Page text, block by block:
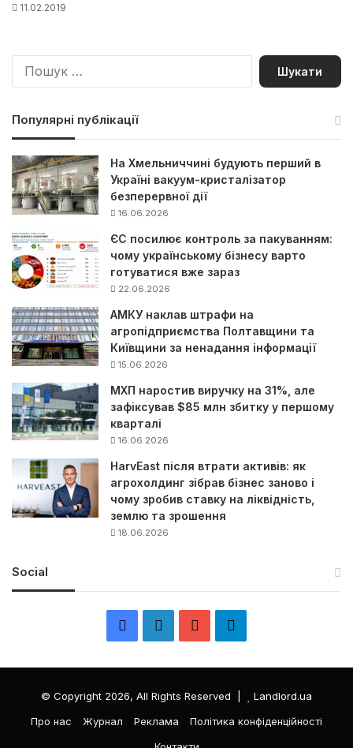
11.02.2019
П
Популярні публікації
На Хмельниччині будують перший в
Україні вакуум-кристалізатор
безперервної дії
16.06.2026
ЄС посилює контроль за пакуванням:
чому українському бізнесу варто
готуватися вже зараз
22.06.2026
АМКУ наклав штрафи на
агропідприємства Полтавщини та
Київщини за ненадання інформації
15.06.2026
МХП наростив виручку на 31%, але
зафіксував $85 млн збитку у першому
кварталі
16.06.2026
HarvEast після втрати активів: як
агрохолдинг зібрав бізнес заново і
чому зробив ставку на ліквідність,
землю та зрошення
18.06.2026
Social
e
k
T
л
е
© Copyright 2026, All Rights Reserved |
Landlord.ua
Про нас
Журнал Реклама
Політика конфіденційності